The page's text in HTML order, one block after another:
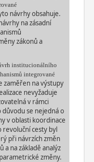
návrhy obsahuje.
na zásadní
zákonů a
institucionálního
integrované
zaměřen na výstupy
nevyžaduje
v rámci
se nejedná o
v oblasti koordinace
revoluční cesty byl
při návrzích změn
a na základě analýz
změny.